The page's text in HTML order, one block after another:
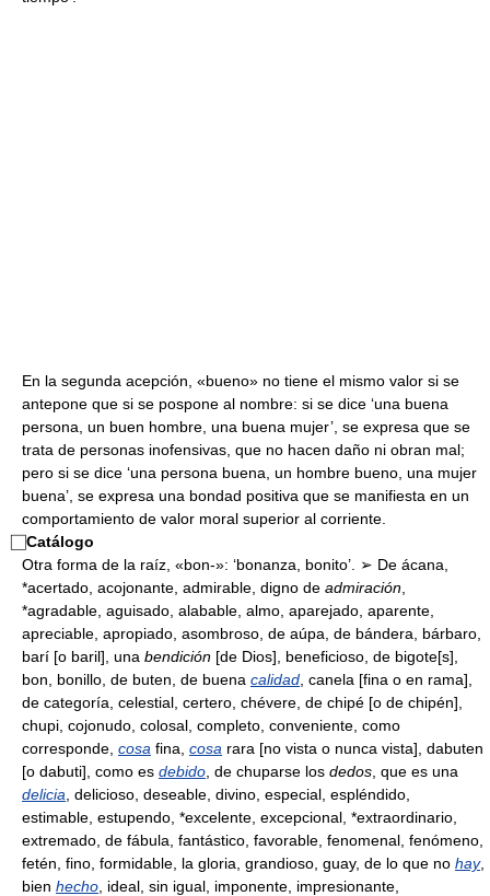
En la segunda acepción, «bueno» no tiene el mismo valor si se
antepone que si se pospone al nombre: si se dice ‘una buena
persona, un buen hombre, una buena mujer’, se expresa que se
trata de personas inofensivas, que no hacen daño ni obran mal;
pero si se dice ‘una persona buena, un hombre bueno, una mujer
buena’, se expresa una bondad positiva que se manifiesta en un
comportamiento de valor moral superior al corriente.
⃞Catálogo
Otra forma de la raíz, «bon-»: ‘bonanza, bonito’. ➢ De ácana,
*acertado, acojonante, admirable, digno de admiración
*agradable, aguisado, alabable, almo, aparejado, aparente,
apreciable, apropiado, asombroso, de aúpa, de bándera, bárbaro,
barí [o baril], una bendición [de Dios], beneficioso, de bigote[s],
bon, bonillo, de buten, de buena calidad , canela [fina o en rama],
de categoría, celestial, certero, chévere, de chipé [o de chipén],
chupi, cojonudo, colosal, completo, conveniente, como
corresponde, cosa fina, cosa rara [no vista o nunca vista], dabuten
[o dabuti], como es debido , de chuparse los dedos , que es una
delicia , delicioso, deseable, divino, especial, espléndido,
estimable, estupendo, *excelente, excepcional, *extraordinario,
extremado, de fábula, fantástico, favorable, fenomenal, fenómeno,
fetén, fino, formidable, la gloria, grandioso, guay, de lo que no hay,
bien hecho , ideal, sin igual, imponente, impresionante,